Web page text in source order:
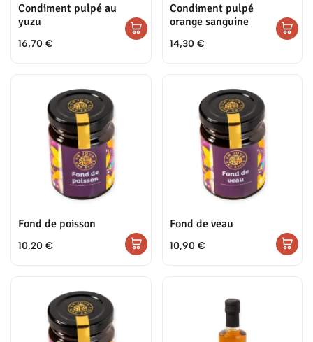
Condiment pulpé au
yuzu
16,70 €
Condiment pulpé
orange sanguine
14,30 €
Fond de poisson
10,20 €
Fond de veau
10,90 €